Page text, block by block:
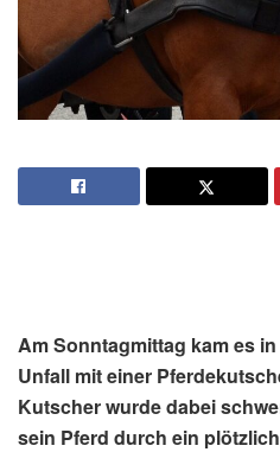
Am Sonntagmittag kam es
Unfall mit einer
Kutscher wurde dabei
sein Pferd durch ein